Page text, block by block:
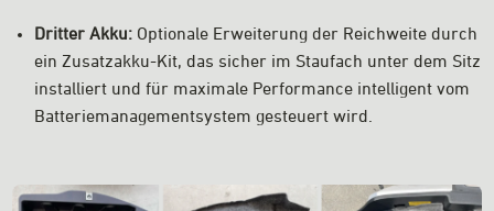
Dritter Akku: Optionale Erweiterung der Reichweite durch
ein Zusatzakku-Kit, das sicher im Staufach unter dem Sitz
installiert und für maximale Performance intelligent vom
Batteriemanagementsystem gesteuert wird.